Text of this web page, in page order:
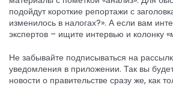
подойдут короткие репортажи с
изменилось в налогах?». А если вам
экспертов – ищите интервью и колонку
Не забывайте подписываться на
уведомления в приложении. Так вы
новости о правительстве сразу же, как